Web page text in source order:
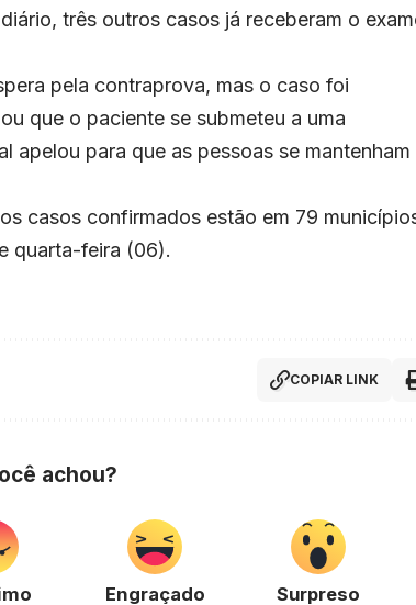
três outros casos já receberam o
pela contraprova, mas o caso foi
que o paciente se submeteu a uma
para que as pessoas se mantenham
casos confirmados estão em 79
quarta-feira (06).
COPIAR LINK
achou?
Engraçado Surpreso